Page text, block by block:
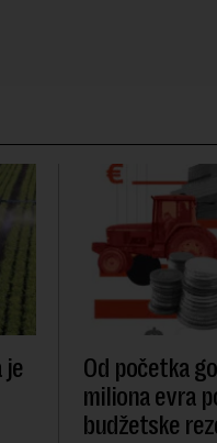
je
Od početka
miliona evra
budžetske